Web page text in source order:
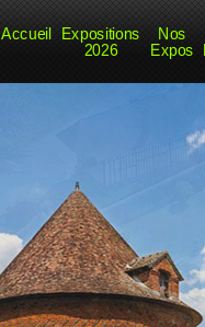
Accueil
Expositions
2026
Nos
Expos